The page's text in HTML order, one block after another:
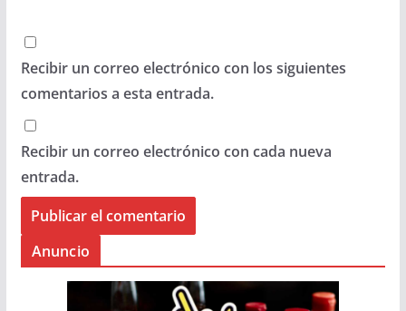
Recibir un correo electrónico con los siguientes
comentarios a esta entrada.
Recibir un correo electrónico con cada nueva
entrada.
Anuncio